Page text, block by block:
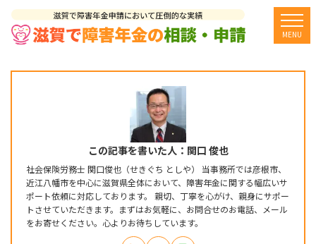
MENU
この記事を書いた人：関口 俊也
社会保険労務士 関口俊也（せきぐち としや） 当事務所では彦根市、
近江八幡市を中心に滋賀県全体において、障害年金に関する幅広いサ
ポート依頼に対応しております。 親切、丁寧を心がけ、親身にサポー
トさせていただきます。まずはお気軽に、お問合せのお電話、メール
をお寄せください。心よりお待ちしています。